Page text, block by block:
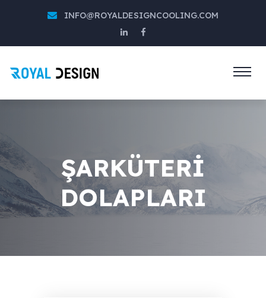
INFO@ROYALDESIGNCOOLING.COM
ŞARKÜTERİ
DOLAPLARI